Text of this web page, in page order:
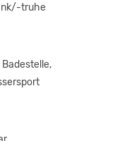
truhe